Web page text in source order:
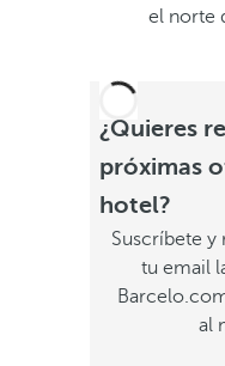
el norte
¿Quieres
próximas
hotel?
Suscríbete
tu email
al